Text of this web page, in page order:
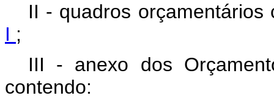
II - quadros
I ;
III - anexo dos
contendo: